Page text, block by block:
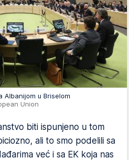
Albanijom u Briselom
Union
biti ispunjeno u tom
ali to smo podelili sa
već i sa EK koja nas